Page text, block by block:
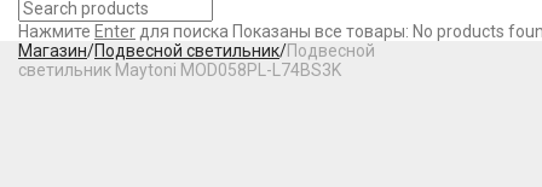
Нажмите Enter для поиска Показаны все товары: No products
Магазин/Подвесной светильник/Подвесной
светильник Maytoni MOD058PL-L74BS3K